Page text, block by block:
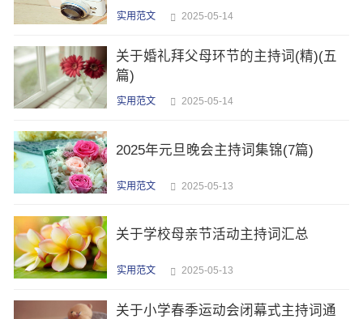
实用范文 2025-05-14
关于婚礼拜父母环节的主持词(精)(五
篇)
实用范文 2025-05-14
2025年元旦晚会主持词集锦(7篇)
实用范文 2025-05-13
关于学校母亲节活动主持词汇总
实用范文 2025-05-13
关于小学春季运动会闭幕式主持词通